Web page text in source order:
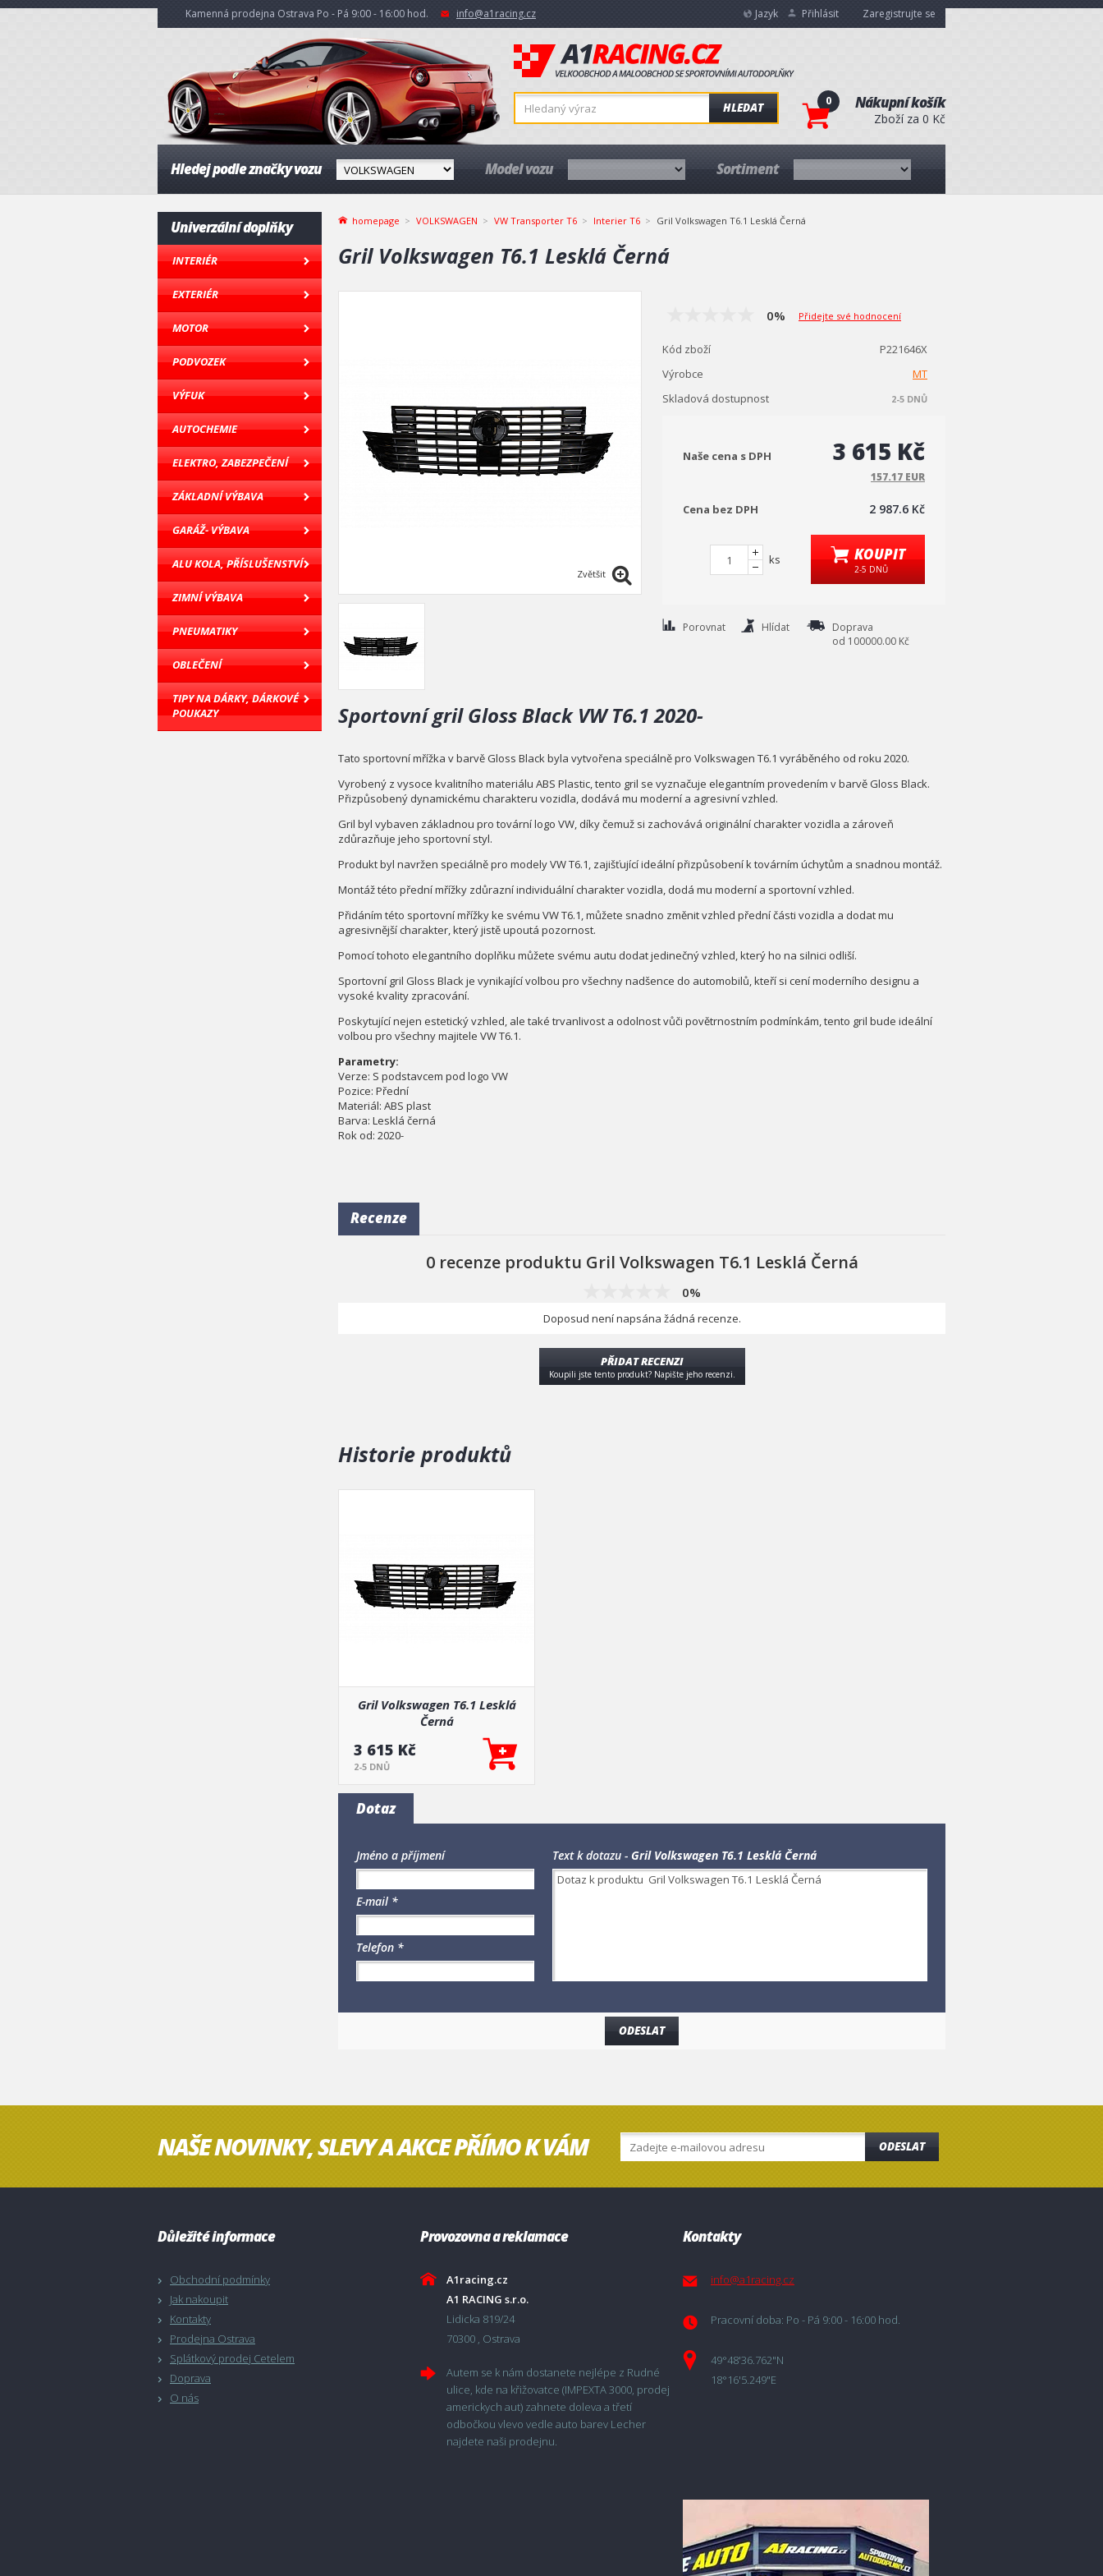
Kamenná prodejna Ostrava Po - Pá 9:00 - 16:00 hod. info@a1racing.cz Jazyk Přihlásit Zaregistrujte se
HLEDAT 0 Nákupní košík
Zboží za 0 Kč
Hledej podle značky vozu Model vozu Sortiment
Univerzální doplňky
INTERIÉR
EXTERIÉR
MOTOR
PODVOZEK
VÝFUK
AUTOCHEMIE
ELEKTRO, ZABEZPEČENÍ
ZÁKLADNÍ VÝBAVA
GARÁŽ- VÝBAVA
ALU KOLA, PŘÍSLUŠENSTVÍ
ZIMNÍ VÝBAVA
PNEUMATIKY
OBLEČENÍ
TIPY NA DÁRKY, DÁRKOVÉ
POUKAZY
homepage VOLKSWAGEN VW Transporter T6 Interier T6 Gril Volkswagen T6.1 Lesklá Černá
Gril Volkswagen T6.1 Lesklá Černá
Zvětšit
0% Přidejte své hodnocení
Kód zboží
P221646X
Výrobce
MT
Skladová dostupnost
2-5 DNŮ
Naše cena s DPH 3 615 Kč
157.17 EUR
Cena bez DPH 2 987.6 Kč
ks KOUPIT
2-5 DNŮ
Porovnat Hlídat
Doprava
od 100000.00 Kč
Sportovní gril Gloss Black VW T6.1 2020-
Tato sportovní mřížka v barvě Gloss Black byla vytvořena speciálně pro Volkswagen T6.1 vyráběného od roku 2020.
Vyrobený z vysoce kvalitního materiálu ABS Plastic, tento gril se vyznačuje elegantním provedením v barvě Gloss Black.
Přizpůsobený dynamickému charakteru vozidla, dodává mu moderní a agresivní vzhled.
Gril byl vybaven základnou pro tovární logo VW, díky čemuž si zachovává originální charakter vozidla a zároveň
zdůrazňuje jeho sportovní styl.
Produkt byl navržen speciálně pro modely VW T6.1, zajišťující ideální přizpůsobení k továrním úchytům a snadnou montáž.
Montáž této přední mřížky zdůrazní individuální charakter vozidla, dodá mu moderní a sportovní vzhled.
Přidáním této sportovní mřížky ke svému VW T6.1, můžete snadno změnit vzhled přední části vozidla a dodat mu
agresivnější charakter, který jistě upoutá pozornost.
Pomocí tohoto elegantního doplňku můžete svému autu dodat jedinečný vzhled, který ho na silnici odliší.
Sportovní gril Gloss Black je vynikající volbou pro všechny nadšence do automobilů, kteří si cení moderního designu a
vysoké kvality zpracování.
Poskytující nejen estetický vzhled, ale také trvanlivost a odolnost vůči povětrnostním podmínkám, tento gril bude ideální
volbou pro všechny majitele VW T6.1.
Parametry:
Verze: S podstavcem pod logo VW
Pozice: Přední
Materiál: ABS plast
Barva: Lesklá černá
Rok od: 2020-
Recenze
0 recenze produktu Gril Volkswagen T6.1 Lesklá Černá
0%
Doposud není napsána žádná recenze.
PŘIDAT RECENZI
Koupili jste tento produkt? Napište jeho recenzi.
Historie produktů
Gril Volkswagen T6.1 Lesklá
Černá
3 615 Kč
2-5 DNŮ
Dotaz
Jméno a příjmení
E-mail *
Telefon *
Text k dotazu - Gril Volkswagen T6.1 Lesklá Černá
NAŠE NOVINKY, SLEVY A AKCE PŘÍMO K VÁM ODESLAT
Důležité informace
Obchodní podmínky
Jak nakoupit
Kontakty
Prodejna Ostrava
Splátkový prodej Cetelem
Doprava
O nás
Provozovna a reklamace
A1racing.cz
A1 RACING s.r.o.
Lidicka 819/24
70300 , Ostrava
Autem se k nám dostanete nejlépe z Rudné
ulice, kde na křižovatce (IMPEXTA 3000, prodej
americkych aut) zahnete doleva a třetí
odbočkou vlevo vedle auto barev Lecher
najdete naši prodejnu.
Kontakty
info@a1racing.cz
Pracovní doba: Po - Pá 9:00 - 16:00 hod.
49°48'36.762"N
18°16'5.249"E